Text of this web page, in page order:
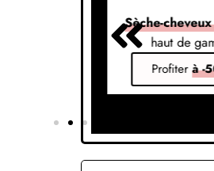
Sèche-
haut de
Profiterà -